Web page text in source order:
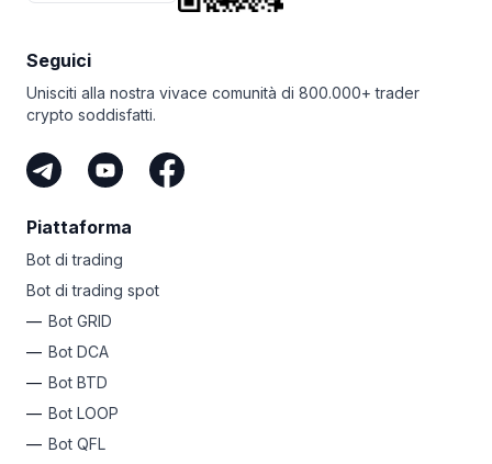
sicurezza all’avanguardia, il supporto umano 24 ore
l’eccellenza ti assicurano di essere sempre al sicuro nel
gestire i tuoi fondi crypto con noi.
Seguici
Unisciti alla nostra vivace comunità di 800.000+ trader
crypto soddisfatti.
Piattaforma
Bot di trading
Bot di trading spot
Bot GRID
Bot DCA
Bot BTD
Bot LOOP
Bot QFL